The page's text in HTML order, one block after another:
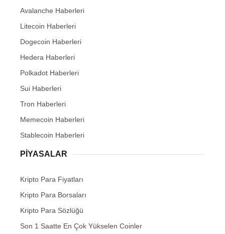
Avalanche Haberleri
Litecoin Haberleri
Dogecoin Haberleri
Hedera Haberleri
Polkadot Haberleri
Sui Haberleri
Tron Haberleri
Memecoin Haberleri
Stablecoin Haberleri
PIYASALAR
Kripto Para Fiyatları
Kripto Para Borsaları
Kripto Para Sözlüğü
Son 1 Saatte En Çok Yükselen Coinler